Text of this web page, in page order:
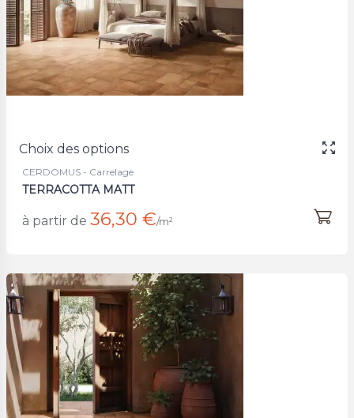
Choix des options
CERDOMUS - Carrelage
TERRACOTTA MATT
à partir de 36,30 €/m²